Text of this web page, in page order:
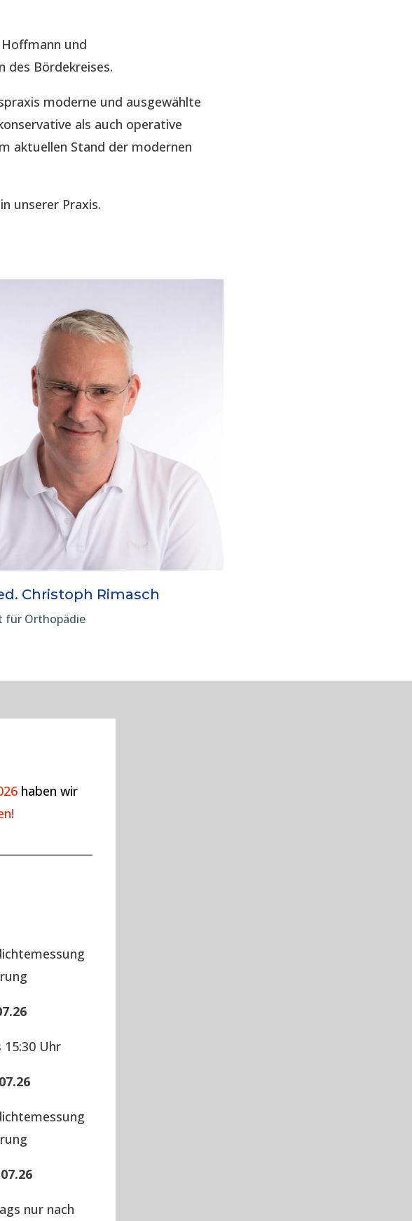
und
des Bördekreises.
moderne und ausgewählte
als auch operative
aktuellen Stand der modernen
unserer Praxis.
Christoph Rimasch
für Orthopädie
haben wir
15:30 Uhr
nur nach